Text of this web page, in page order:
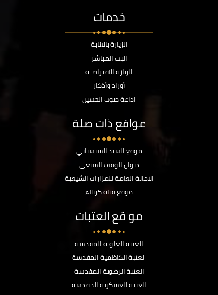
خدمات
الزيارة بالانابة
البث المباشر
الزيارة الافتراضية
أوراد وأذكار
اذاعة صوت الحسين
مواقع ذات صلة
موقع السيد السيستاني
ديوان الوقف الشيعي
الامانة العامة للمزارات الشيعية
موقع قناة كربلاء
مواقع العتبات
العتبة العلوية المقدسة
العتبة الكاظمية المقدسة
العتبة الرضوية المقدسة
العتبة العسكرية المقدسة